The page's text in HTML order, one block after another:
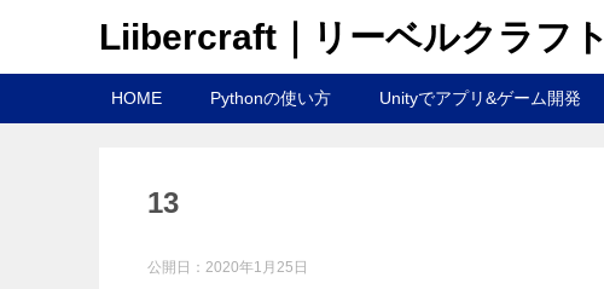
Liibercraft｜リーベルクラフト
HOME Pythonの使い方 Unityでアプリ&ゲーム開発
13
公開日： 2020年1月25日